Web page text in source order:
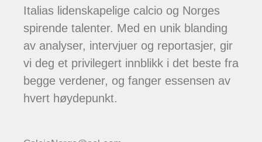
Italias lidenskapelige calcio og Norges
spirende talenter. Med en unik blanding
av analyser, intervjuer og reportasjer, gir
vi deg et privilegert innblikk i det beste fra
begge verdener, og fanger essensen av
hvert høydepunkt.